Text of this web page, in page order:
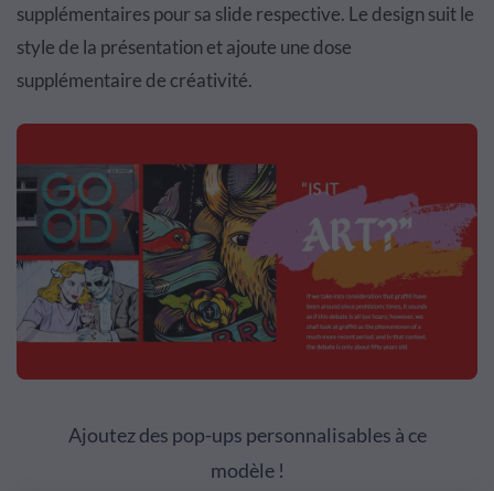
supplémentaires pour sa slide respective. Le design suit le
style de la présentation et ajoute une dose
supplémentaire de créativité.
Ajoutez des pop-ups personnalisables à ce
modèle !